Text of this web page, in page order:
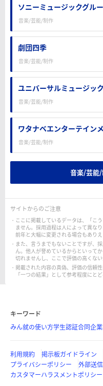
ソニーミュージックグル
音楽/芸能/制作
劇団四季
音楽/芸能/制作
ユニバーサルミュージック
音楽/芸能/制作
ワタナベエンターテイン
音楽/芸能/制作
音楽/芸能
サイトからのご注意
ここに掲載しているデータは、「こ
ません。採用過程は人によって異な
前年と大幅に変更される場合もありえ
また、言うまでもないことですが、
ん。他人が誉めているからといって
切れませんし、ここで評価の高くな
掲載された内容の真偽、評価の信頼
「一つの結果」として参考程度にとど
キーワード
みん就の使い方学生認証合同企
利用規約 掲示板ガイドライン
プライバシーポリシー
外部送
カスタマーハラスメントポリシー